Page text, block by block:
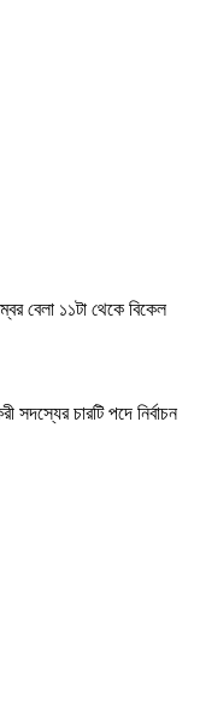
বেলা ১১টা থেকে বিকেল
চারটি পদে নির্বাচন